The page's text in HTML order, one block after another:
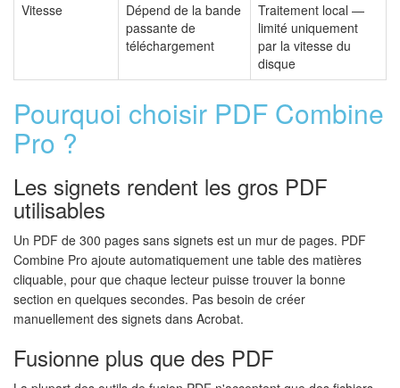
Vitesse
Dépend de la bande
passante de
téléchargement
Traitement local —
limité uniquement
par la vitesse du
disque
Pourquoi choisir PDF Combine
Pro ?
Les signets rendent les gros PDF
utilisables
Un PDF de 300 pages sans signets est un mur de pages. PDF
Combine Pro ajoute automatiquement une table des matières
cliquable, pour que chaque lecteur puisse trouver la bonne
section en quelques secondes. Pas besoin de créer
manuellement des signets dans Acrobat.
Fusionne plus que des PDF